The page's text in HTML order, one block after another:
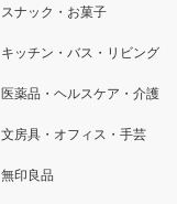
スナック・お菓子
キッチン・バス・リビング
医薬品・ヘルスケア・介護
文房具・オフィス・手芸
無印良品